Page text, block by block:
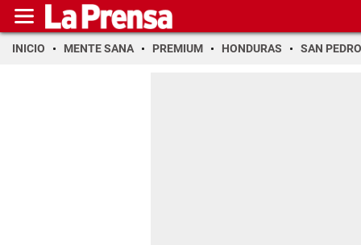
INICIO MENTE SANA PREMIUM HONDURAS SAN PEDRO